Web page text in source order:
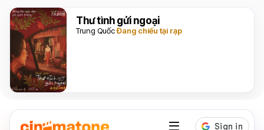
Thư tình gửi ngoại
Trung QuốcĐang chiếu tại rạp